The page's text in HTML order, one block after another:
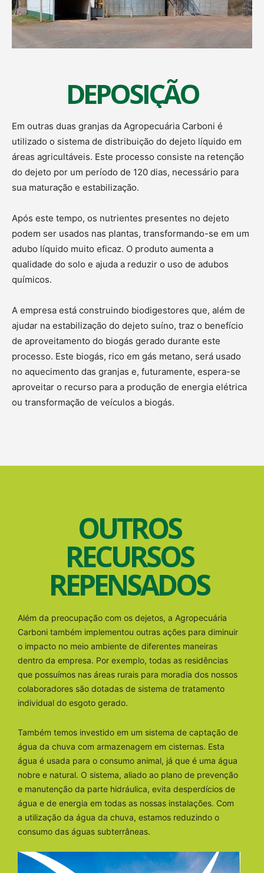
DEPOSIÇÃO
Em outras duas granjas da Agropecuária Carboni é
utilizado o sistema de distribuição do dejeto líquido em
áreas agricultáveis. Este processo consiste na retenção
do dejeto por um período de 120 dias, necessário para
sua maturação e estabilização.
Após este tempo, os nutrientes presentes no dejeto
podem ser usados nas plantas, transformando-se em um
adubo líquido muito eficaz. O produto aumenta a
qualidade do solo e ajuda a reduzir o uso de adubos
químicos.
A empresa está construindo biodigestores que, além de
ajudar na estabilização do dejeto suíno, traz o benefício
de aproveitamento do biogás gerado durante este
processo. Este biogás, rico em gás metano, será usado
no aquecimento das granjas e, futuramente, espera-se
aproveitar o recurso para a produção de energia elétrica
ou transformação de veículos a biogás.
OUTROS
RECURSOS
REPENSADOS
Além da preocupação com os dejetos, a Agropecuária
Carboni também implementou outras ações para diminuir
o impacto no meio ambiente de diferentes maneiras
dentro da empresa. Por exemplo, todas as residências
que possuímos nas áreas rurais para moradia dos nossos
colaboradores são dotadas de sistema de tratamento
individual do esgoto gerado.
Também temos investido em um sistema de captação de
água da chuva com armazenagem em cisternas. Esta
água é usada para o consumo animal, já que é uma água
nobre e natural. O sistema, aliado ao plano de prevenção
e manutenção da parte hidráulica, evita desperdícios de
água e de energia em todas as nossas instalações. Com
a utilização da água da chuva, estamos reduzindo o
consumo das águas subterrâneas.